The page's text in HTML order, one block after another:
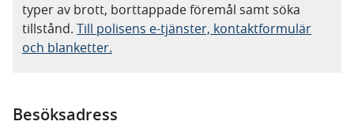
typer av brott, borttappade föremål samt söka
tillstånd. Till polisens e-tjänster, kontaktformulär
och blanketter.
Besöksadress